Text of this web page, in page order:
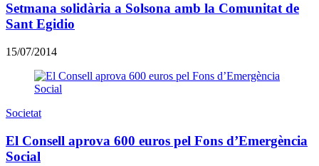
Setmana solidària a Solsona amb la Comunitat de
Sant Egidio
15/07/2014
Societat
El Consell aprova 600 euros pel Fons d’Emergència
Social